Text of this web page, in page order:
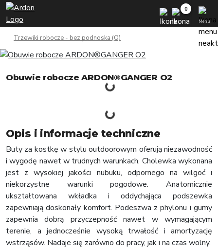
Menu
Trzewiki robocze - bez podnoska (O)
Obuwie robocze ARDON®GANGER O2
Opis i informacje techniczne
Buty za kostkę w stylu outdoorowym oferują niezawodność
i wygodę nawet w trudnych warunkach. Cholewka wykonana
jest z wysokiej jakości nubuku, odpornego na wilgoć i
niekorzystne warunki pogodowe. Anatomicznie
ukształtowana wkładka i oddychająca podszewka
zapewniają doskonały komfort. Podeszwa z phylonu i gumy
zapewnia dobrą przyczepność nawet w wymagającym
terenie, a jednocześnie wysoką trwałość i amortyzację
wstrząsów. Nadaje się zarówno do pracy, jak i na czas wolny.